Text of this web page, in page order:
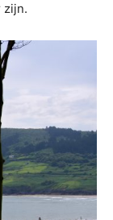
zijn.